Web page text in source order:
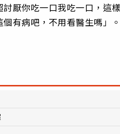
厭你吃一口我吃一口，這
有病吧，不用看醫生嗎」